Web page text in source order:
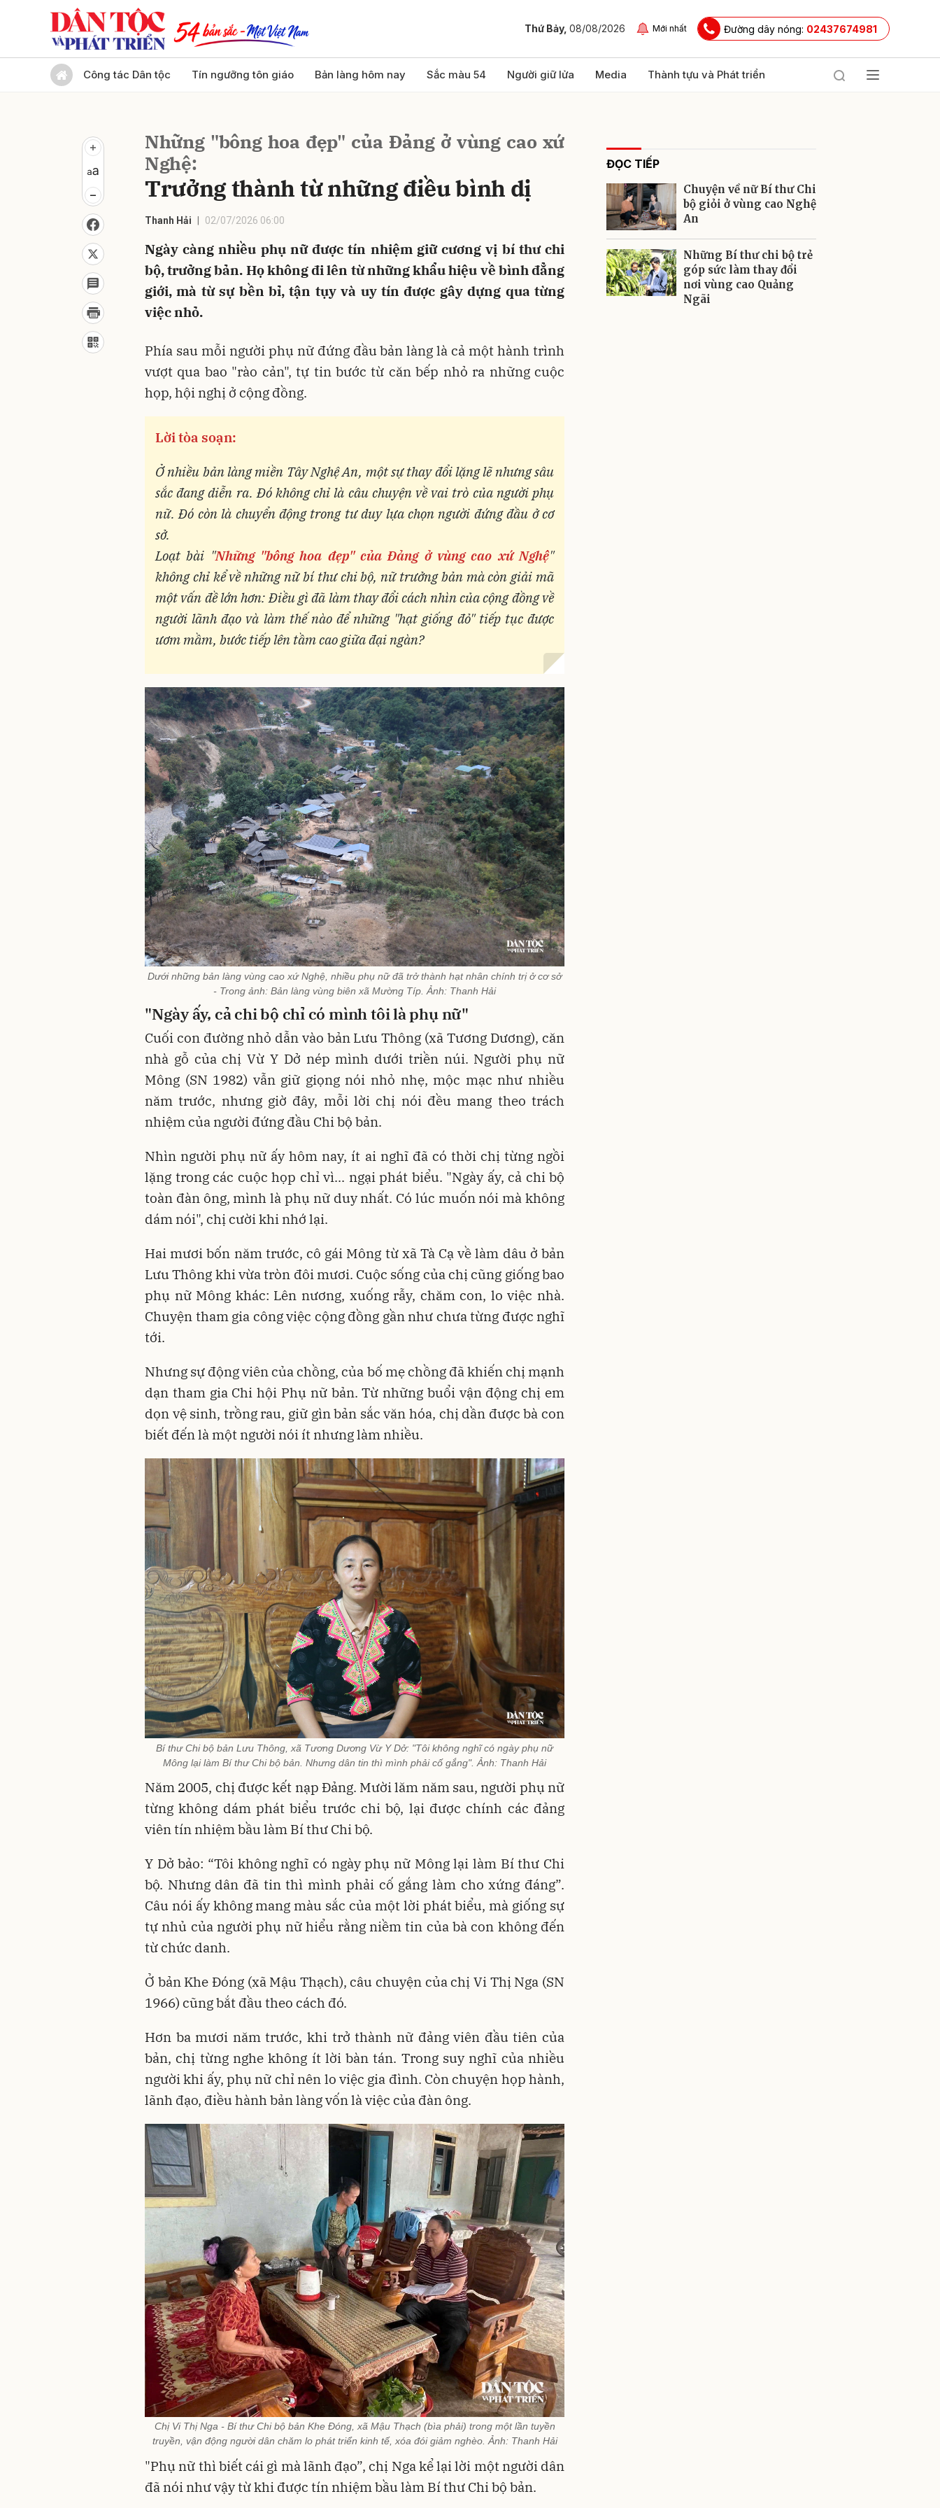
Thứ Bảy, 08/08/2026 Mới nhất Đường dây nóng: 02437674981
Công tác Dân tộc Tín ngưỡng tôn giáo Bản làng hôm nay Sắc màu 54 Người giữ lửa Media Thành tựu và Phát triển
Những "bông hoa đẹp" của Đảng ở vùng cao xứ
Nghệ:
Trưởng thành từ những điều bình dị
Thanh Hải 02/07/2026 06:00
Ngày càng nhiều phụ nữ được tín nhiệm giữ cương vị bí thư chi
bộ, trưởng bản. Họ không đi lên từ những khẩu hiệu về bình đẳng
giới, mà từ sự bền bỉ, tận tụy và uy tín được gây dựng qua từng
việc nhỏ.
Phía sau mỗi người phụ nữ đứng đầu bản làng là cả một hành trình
vượt qua bao "rào cản", tự tin bước từ căn bếp nhỏ ra những cuộc
họp, hội nghị ở cộng đồng.
Lời tòa soạn:
Ở nhiều bản làng miền Tây Nghệ An, một sự thay đổi lặng lẽ nhưng sâu
sắc đang diễn ra. Đó không chỉ là câu chuyện về vai trò của người phụ
nữ. Đó còn là chuyển động trong tư duy lựa chọn người đứng đầu ở cơ
sở.
Loạt bài "Những "bông hoa đẹp" của Đảng ở vùng cao xứ Nghệ"
không chỉ kể về những nữ bí thư chi bộ, nữ trưởng bản mà còn giải mã
một vấn đề lớn hơn: Điều gì đã làm thay đổi cách nhìn của cộng đồng về
người lãnh đạo và làm thế nào để những "hạt giống đỏ" tiếp tục được
ươm mầm, bước tiếp lên tầm cao giữa đại ngàn?
Dưới những bản làng vùng cao xứ Nghệ, nhiều phụ nữ đã trở thành hạt nhân chính trị ở cơ sở
- Trong ảnh: Bản làng vùng biên xã Mường Típ. Ảnh: Thanh Hải
"Ngày ấy, cả chi bộ chỉ có mình tôi là phụ nữ"
Cuối con đường nhỏ dẫn vào bản Lưu Thông (xã Tương Dương), căn
nhà gỗ của chị Vừ Y Dở nép mình dưới triền núi. Người phụ nữ
Mông (SN 1982) vẫn giữ giọng nói nhỏ nhẹ, mộc mạc như nhiều
năm trước, nhưng giờ đây, mỗi lời chị nói đều mang theo trách
nhiệm của người đứng đầu Chi bộ bản.
Nhìn người phụ nữ ấy hôm nay, ít ai nghĩ đã có thời chị từng ngồi
lặng trong các cuộc họp chỉ vì... ngại phát biểu. "Ngày ấy, cả chi bộ
toàn đàn ông, mình là phụ nữ duy nhất. Có lúc muốn nói mà không
dám nói", chị cười khi nhớ lại.
Hai mươi bốn năm trước, cô gái Mông từ xã Tà Cạ về làm dâu ở bản
Lưu Thông khi vừa tròn đôi mươi. Cuộc sống của chị cũng giống bao
phụ nữ Mông khác: Lên nương, xuống rẫy, chăm con, lo việc nhà.
Chuyện tham gia công việc cộng đồng gần như chưa từng được nghĩ
tới.
Nhưng sự động viên của chồng, của bố mẹ chồng đã khiến chị mạnh
dạn tham gia Chi hội Phụ nữ bản. Từ những buổi vận động chị em
dọn vệ sinh, trồng rau, giữ gìn bản sắc văn hóa, chị dần được bà con
biết đến là một người nói ít nhưng làm nhiều.
Bí thư Chi bộ bản Lưu Thông, xã Tương Dương Vừ Y Dở: "Tôi không nghĩ có ngày phụ nữ
Mông lại làm Bí thư Chi bộ bản. Nhưng dân tin thì mình phải cố gắng". Ảnh: Thanh Hải
Năm 2005, chị được kết nạp Đảng. Mười lăm năm sau, người phụ nữ
từng không dám phát biểu trước chi bộ, lại được chính các đảng
viên tín nhiệm bầu làm Bí thư Chi bộ.
Y Dở bảo: “Tôi không nghĩ có ngày phụ nữ Mông lại làm Bí thư Chi
bộ. Nhưng dân đã tin thì mình phải cố gắng làm cho xứng đáng”.
Câu nói ấy không mang màu sắc của một lời phát biểu, mà giống sự
tự nhủ của người phụ nữ hiểu rằng niềm tin của bà con không đến
từ chức danh.
Ở bản Khe Đóng (xã Mậu Thạch), câu chuyện của chị Vi Thị Nga (SN
1966) cũng bắt đầu theo cách đó.
Hơn ba mươi năm trước, khi trở thành nữ đảng viên đầu tiên của
bản, chị từng nghe không ít lời bàn tán. Trong suy nghĩ của nhiều
người khi ấy, phụ nữ chỉ nên lo việc gia đình. Còn chuyện họp hành,
lãnh đạo, điều hành bản làng vốn là việc của đàn ông.
Chị Vi Thị Nga - Bí thư Chi bộ bản Khe Đóng, xã Mậu Thạch (bìa phải) trong một lần tuyền
truyền, vận động người dân chăm lo phát triển kinh tế, xóa đói giảm nghèo. Ảnh: Thanh Hải
"Phụ nữ thì biết cái gì mà lãnh đạo”, chị Nga kể lại lời một người dân
đã nói như vậy từ khi được tín nhiệm bầu làm Bí thư Chi bộ bản.
ĐỌC TIẾP
Chuyện về nữ Bí thư Chi
bộ giỏi ở vùng cao Nghệ
An
Những Bí thư chi bộ trẻ
góp sức làm thay đổi
nơi vùng cao Quảng
Ngãi
Gửi bình luận
Gửi